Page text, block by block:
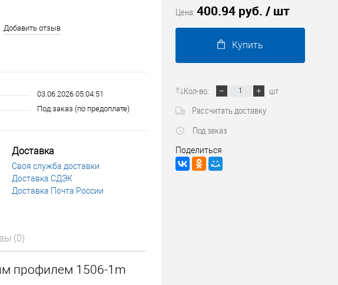
Трубопроводные системы
Добавить отзыв
03.06.2026 05:04:51
Под заказ (по предоплате)
Доставка
Своя служба доставки
Доставка СДЭК
Доставка Почта России
(0)
профилем 1506-1m
Цена: 400.94 руб. / шт
Купить
Кол-во:
шт
Рассчитать доставку
Под заказ
Поделиться